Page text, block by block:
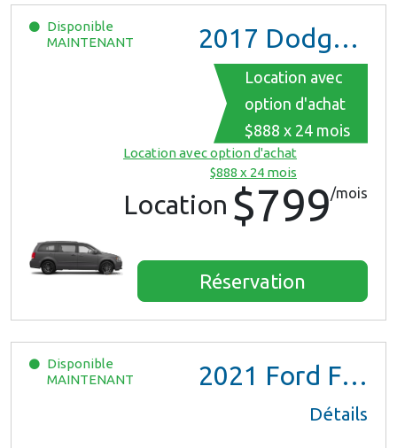
Disponible
MAINTENANT
2017 Dodge Grand Caravan GT
Location avec
option d'achat
$888 x 24 mois
Location avec option d'achat
$888 x 24 mois
Location $799/mois
Réservation
Disponible
MAINTENANT
2021 Ford F150 XL Ext Cab
Détails